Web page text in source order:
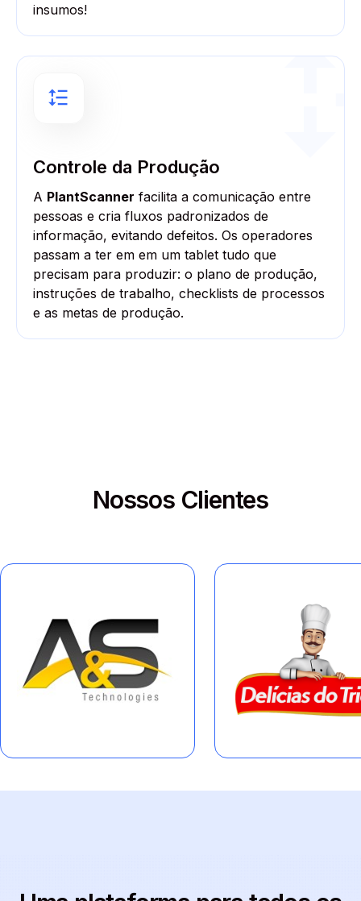
insumos!
Controle da Produção
A PlantScanner facilita a comunicação entre
pessoas e cria fluxos padronizados de
informação, evitando defeitos. Os operadores
passam a ter em em um tablet tudo que
precisam para produzir: o plano de produção,
instruções de trabalho, checklists de processos
e as metas de produção.
Nossos Clientes